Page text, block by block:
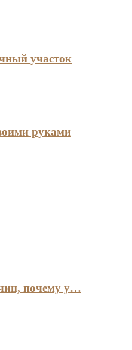
участок
руками
почему у…